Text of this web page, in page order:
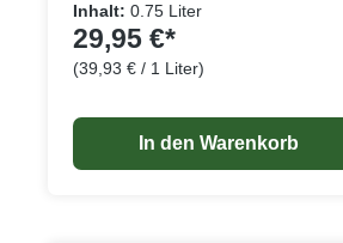
schönen Strohgelb mit leicht
grünlichen Reflexen. Das elegante
Bukett enthält Noten von gelbem
nassem Stein. Am Gaumen
präsentiert sich dieser Weißwein
ausgewogen, frisch mit einer
Inhalt: 0.75 Liter
29,95 €*
(39,93 € / 1 Liter)
In den Warenkorb